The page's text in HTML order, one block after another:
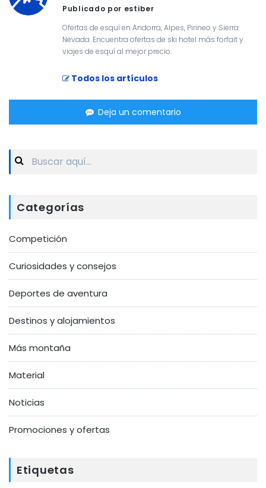
Publicado por estiber
Ofertas de esquí en Andorra, Alpes, Pirineo y Sierra
Nevada. Encuentra ofertas de ski hotel más forfait y
viajes de esquí al mejor precio.
Todos los artículos
Deja un comentario
Search
for:
Categorías
Competición
Curiosidades y consejos
Deportes de aventura
Destinos y alojamientos
Más montaña
Material
Noticias
Promociones y ofertas
Etiquetas